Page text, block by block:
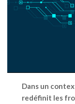
Dans un
redéfinit les